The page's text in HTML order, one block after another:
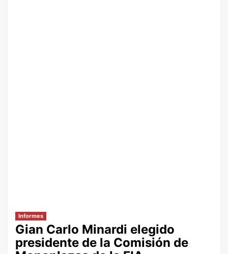
Informes
Gian Carlo Minardi elegido
presidente de la Comisión de